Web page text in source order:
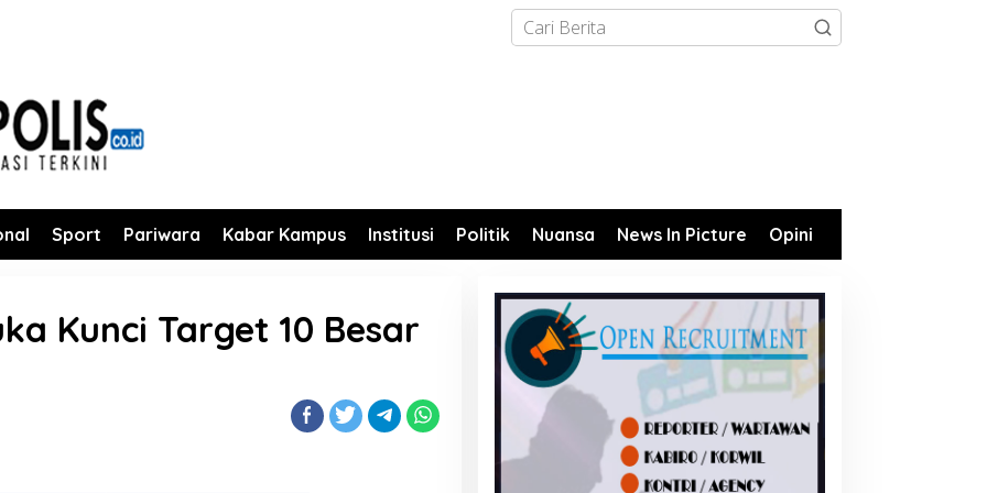
Sport Pariwara Kabar Kampus Institusi Politik Nuansa News In Picture Opini
Kunci Target 10 Besar